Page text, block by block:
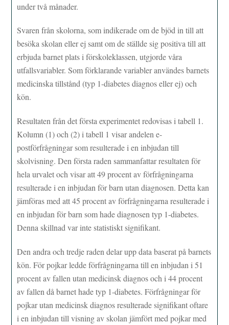
under två månader.
Svaren från skolorna, som indikerade om de bjöd in till att
besöka skolan eller ej samt om de ställde sig positiva till att
erbjuda barnet plats i förskoleklassen, utgjorde våra
utfallsvariabler. Som förklarande variabler användes barnets
medicinska tillstånd (typ 1-diabetes diagnos eller ej) och
kön.
Resultaten från det första experimentet redovisas i tabell 1.
Kolumn (1) och (2) i tabell 1 visar andelen e-
postförfrågningar som resulterade i en inbjudan till
skolvisning. Den första raden sammanfattar resultaten för
hela urvalet och visar att 49 procent av förfrågningarna
resulterade i en inbjudan för barn utan diagnosen. Detta kan
jämföras med att 45 procent av förfrågningarna resulterade i
en inbjudan för barn som hade diagnosen typ 1-diabetes.
Denna skillnad var inte statistiskt signifikant.
Den andra och tredje raden delar upp data baserat på barnets
kön. För pojkar ledde förfrågningarna till en inbjudan i 51
procent av fallen utan medicinsk diagnos och i 44 procent
av fallen då barnet hade typ 1-diabetes. Förfrågningar för
pojkar utan medicinsk diagnos resulterade signifikant oftare
i en inbjudan till visning av skolan jämfört med pojkar med